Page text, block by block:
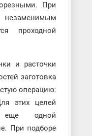
При
проходной
и расточки
заготовка
операцию:
этих целей
еще одной
При подборе